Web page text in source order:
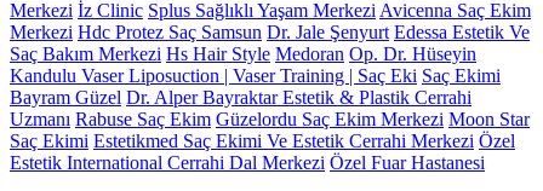
Merkezi İz Clinic Splus Sağlıklı Yaşam Merkezi Avicenna Saç Ekim
Merkezi Hdc Protez Saç Samsun Dr. Jale Şenyurt Edessa Estetik Ve
Saç Bakım Merkezi Hs Hair Style Medoran Op. Dr. Hüseyin
Kandulu Vaser Liposuction | Vaser Training | Saç Eki Saç Ekimi
Bayram Güzel Dr. Alper Bayraktar Estetik & Plastik Cerrahi
Uzmanı Rabuse Saç Ekim Güzelordu Saç Ekim Merkezi Moon Star
Saç Ekimi Estetikmed Saç Ekimi Ve Estetik Cerrahi Merkezi Özel
Estetik International Cerrahi Dal Merkezi Özel Fuar Hastanesi